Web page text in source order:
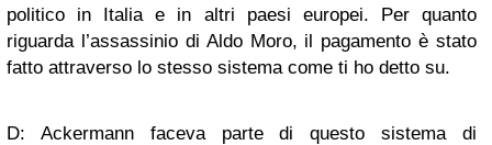
politico in Italia e in altri paesi europei. Per quanto
riguarda l’assassinio di Aldo Moro, il pagamento è stato
fatto attraverso lo stesso sistema come ti ho detto su.
D: Ackermann faceva parte di questo sistema di